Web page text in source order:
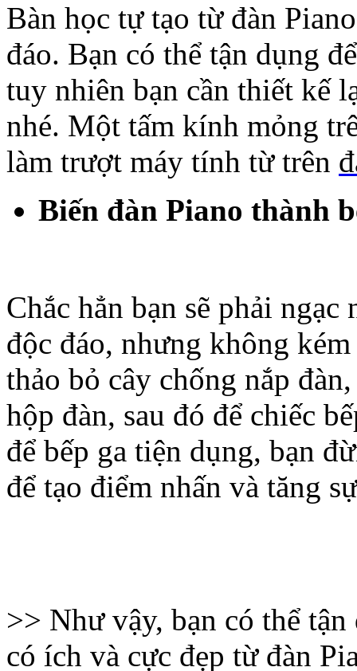
Bàn học tự tạo từ đàn
đáo. Bạn có thể tận dụng
tuy nhiên bạn cần thiết kế
nhé. Một tấm kính mỏng
làm trượt máy tính từ trên
Biến đàn Piano thành
Chắc hẳn bạn sẽ phải
độc đáo, nhưng không
thảo bỏ cây chống nắp
hộp đàn, sau đó để chiếc
để bếp ga tiện dụng, bạn
để tạo điểm nhấn và tăng
>> Như vậy, bạn có thể
có ích và cực đẹp từ đàn